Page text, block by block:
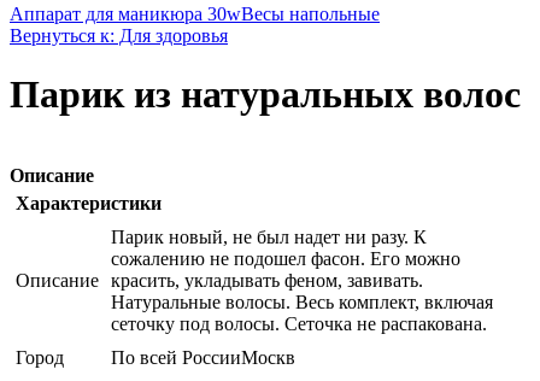
Аппарат для маникюра 30wВесы напольные
Вернуться к: Для здоровья
Парик из натуральных волос
Описание
Характеристики
Описание
Парик новый, не был надет ни разу. К
сожалению не подошел фасон. Его можно
красить, укладывать феном, завивать.
Натуральные волосы. Весь комплект, включая
сеточку под волосы. Сеточка не распакована.
Город
По всей РоссииМоскв